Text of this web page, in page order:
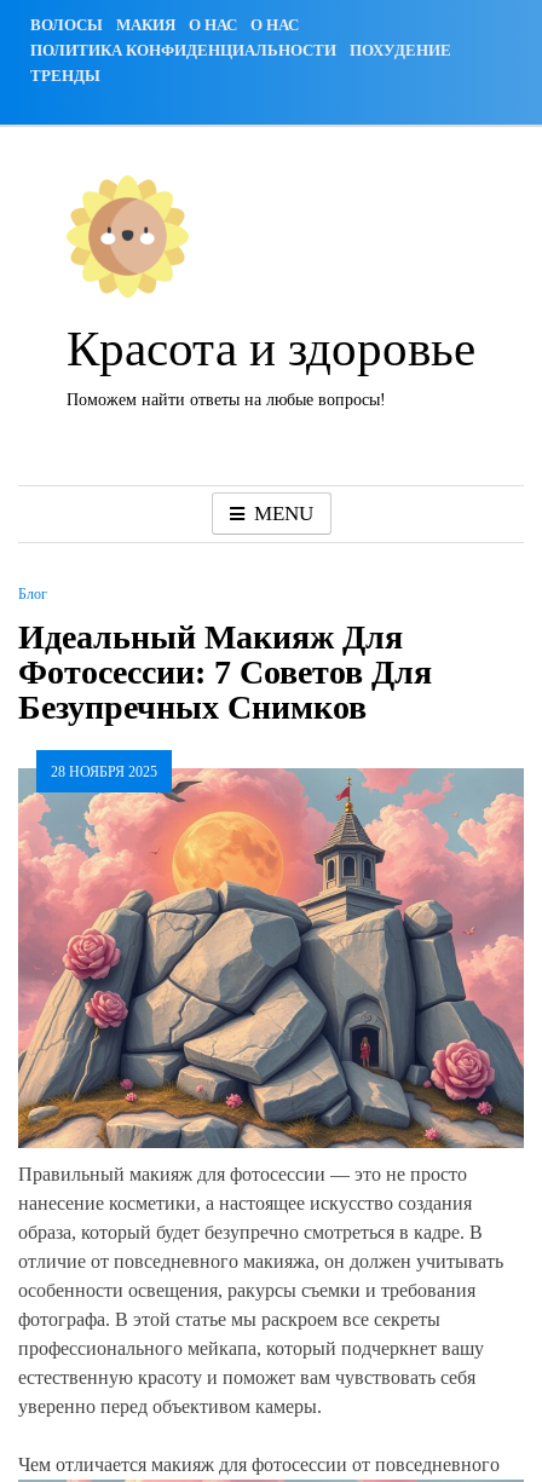
ВОЛОСЫ МАКИЯ О НАС
О НАС
ПОЛИТИКА КОНФИДЕНЦИАЛЬНОСТИ
ПОХУДЕНИЕ
ТРЕНДЫ
Красота и здоровье
Поможем найти ответы на любые вопросы!
MENU
Блог
Идеальный Макияж Для
Фотосессии: 7 Советов Для
Безупречных Снимков
28 НОЯБРЯ 2025
Правильный макияж для фотосессии — это не просто
нанесение косметики, а настоящее искусство создания
образа, который будет безупречно смотреться в кадре. В
отличие от повседневного макияжа, он должен учитывать
особенности освещения, ракурсы съемки и требования
фотографа. В этой статье мы раскроем все секреты
профессионального мейкапа, который подчеркнет вашу
естественную красоту и поможет вам чувствовать себя
уверенно перед объективом камеры.
Чем отличается макияж для фотосессии от повседневного